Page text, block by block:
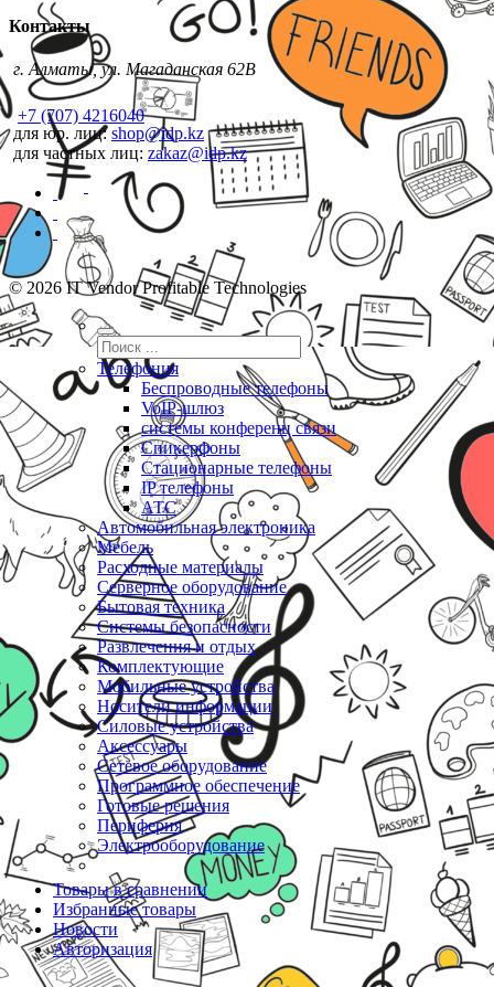
Контакты
г. Алматы, ул. Магаданская 62В
+7 (707) 4216040
для юр. лиц:shop@idp.kz
для частных лиц: zakaz@idp.kz
© 2026 IT Vendor Profitable Technologies
Телефония
Беспроводные телефоны
VoIP-шлюз
системы конференц связи
Спикерфоны
Стационарные телефоны
IP телефоны
АТС
Автомобильная электроника
Мебель
Расходные материалы
Серверное оборудование
Бытовая техника
Системы безопасности
Развлечения и отдых
Комплектующие
Мобильные устройства
Носители информации
Силовые устройства
Аксессуары
Сетевое оборудование
Программное обеспечение
Готовые решения
Периферия
Электрооборудование
Товары в сравнении
Избранные товары
Новости
Авторизация